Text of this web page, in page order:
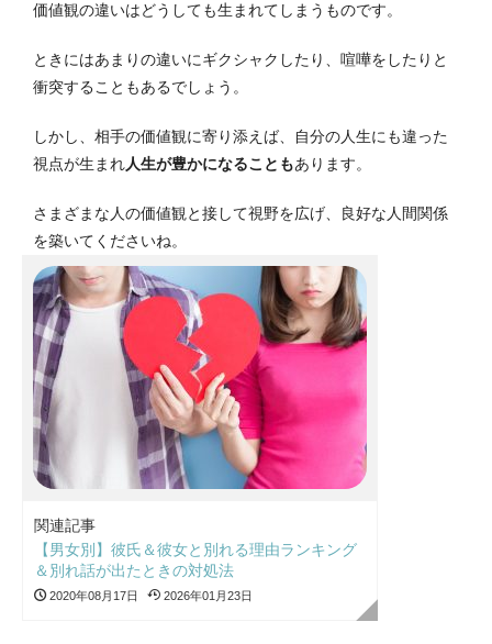
価値観の違いはどうしても生まれてしまうものです。
ときにはあまりの違いにギクシャクしたり、喧嘩をしたりと
衝突することもあるでしょう。
しかし、相手の価値観に寄り添えば、自分の人生にも違った
視点が生まれ人生が豊かになることもあります。
さまざまな人の価値観と接して視野を広げ、良好な人間関係
を築いてくださいね。
関連記事
【男女別】彼氏＆彼女と別れる理由ランキング
＆別れ話が出たときの対処法
2020年08月17日 2026年01月23日